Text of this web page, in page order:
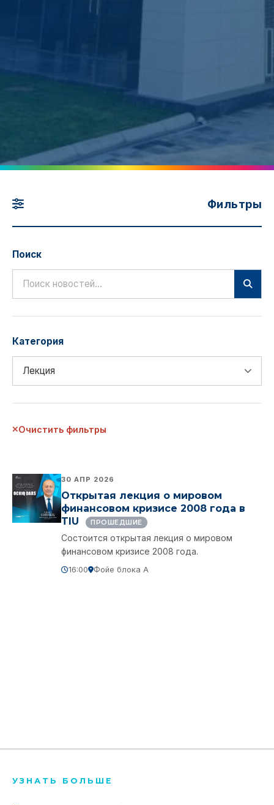
Фильтры
Поиск
Категория
Очистить фильтры
Открытая лекция о мировом
финансовом кризисе 2008 года в
TIU
ПРОШЕДШИЕ
30 АПР 2026
Состоится открытая лекция о мировом
финансовом кризисе 2008 года.
16:00 Фойе блока A
УЗНАТЬ БОЛЬШЕ